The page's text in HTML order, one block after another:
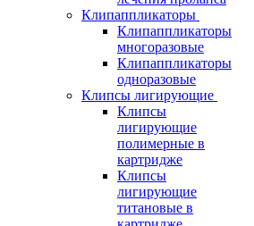
Клипаппликаторы
Клипаппликаторы
многоразовые
Клипаппликаторы
одноразовые
Клипсы лигирующие
Клипсы
лигирующие
полимерные в
картридже
Клипсы
лигирующие
титановые в